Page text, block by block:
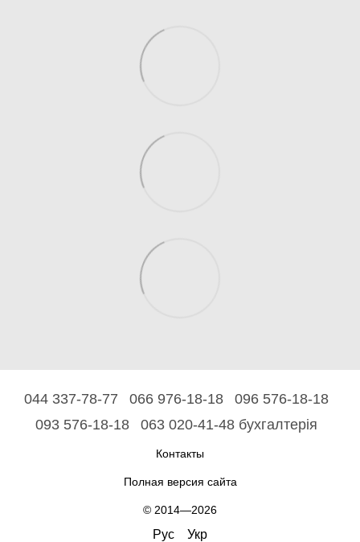
044 337-78-77 066 976-18-18
096 576-18-18
093 576-18-18
063 020-41-48 бухгалтерія
Контакты
Полная версия сайта
© 2014—2026
Рус Укр